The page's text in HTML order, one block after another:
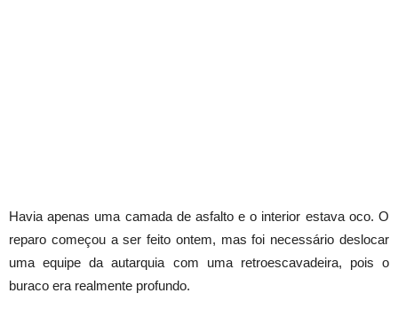
Havia apenas uma camada de asfalto e o interior estava oco. O
reparo começou a ser feito ontem, mas foi necessário deslocar
uma equipe da autarquia com uma retroescavadeira, pois o
buraco era realmente profundo.